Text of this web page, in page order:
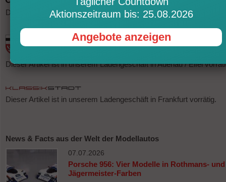
Dieser Artikel ist in unserem Ladengeschäft in Berlin vorrätig.
Dieser Artikel ist in unserem Ladengeschäft in Adenau / Eifel
Dieser Artikel ist in unserem Ladengeschäft in Frankfurt vorrätig.
News & Facts aus der Welt der Modellautos
07.07.2026
Porsche 956: Vier Modelle in Rothmans- und
Jägermeister-Farben
Aktionszeitraum bis: 25.08.2026
Angebote anzeigen